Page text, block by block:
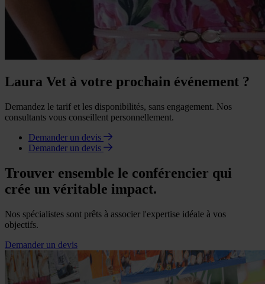
Laura Vet à votre prochain événement ?
Demandez le tarif et les disponibilités, sans engagement. Nos
consultants vous conseillent personnellement.
Demander un devis
Demander un devis
Trouver ensemble le conférencier qui
crée un véritable impact.
Nos spécialistes sont prêts à associer l'expertise idéale à vos
objectifs.
Demander un devis